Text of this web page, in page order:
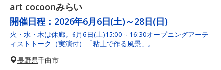
art cocoonみらい
開催日程： 2026年6月6日(土)～28日(日)
火・水・木は休廊。6月6日(土)15:00～16:30オープニングアーテ
ィストトーク（実演付）「粘土で作る風景」。
長野県千曲市